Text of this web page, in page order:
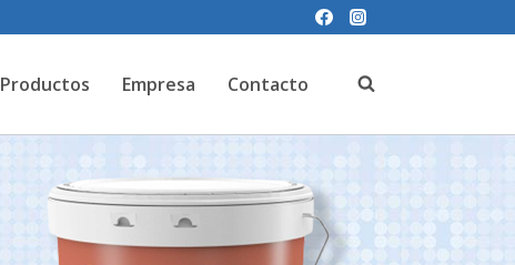
Productos Empresa Contacto